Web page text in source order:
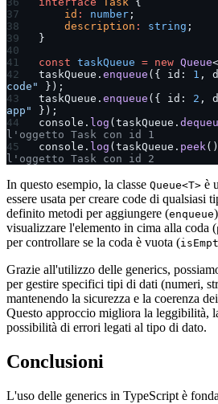
    id
: number ;
    description
: string ;
}
const taskQueue = new Queue<
taskQueue. enqueue ({ id: 1 ,
code"
});
taskQueue. enqueue ({ id: 2 ,
app"
});
console. log (taskQueue.
l'oggetto Task con id 1
console. log (taskQueue. peek
l'oggetto Task con id 2
In questo esempio, la classe Queue<T> è
essere usata per creare code di qualsiasi
definito metodi per aggiungere (enqueue
visualizzare l'elemento in cima alla coda (
per controllare se la coda è vuota (
Grazie all'utilizzo delle generics,
per gestire specifici tipi di dati (numeri,
mantenendo la sicurezza e la coerenza
Questo approccio migliora la leggibilità,
possibilità di errori legati al tipo di dato.
Conclusioni
L'uso delle generics in TypeScript è